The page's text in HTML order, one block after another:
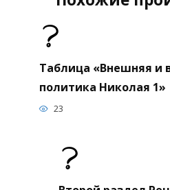
Таблица «Внешняя и
политика Николая 1»
23